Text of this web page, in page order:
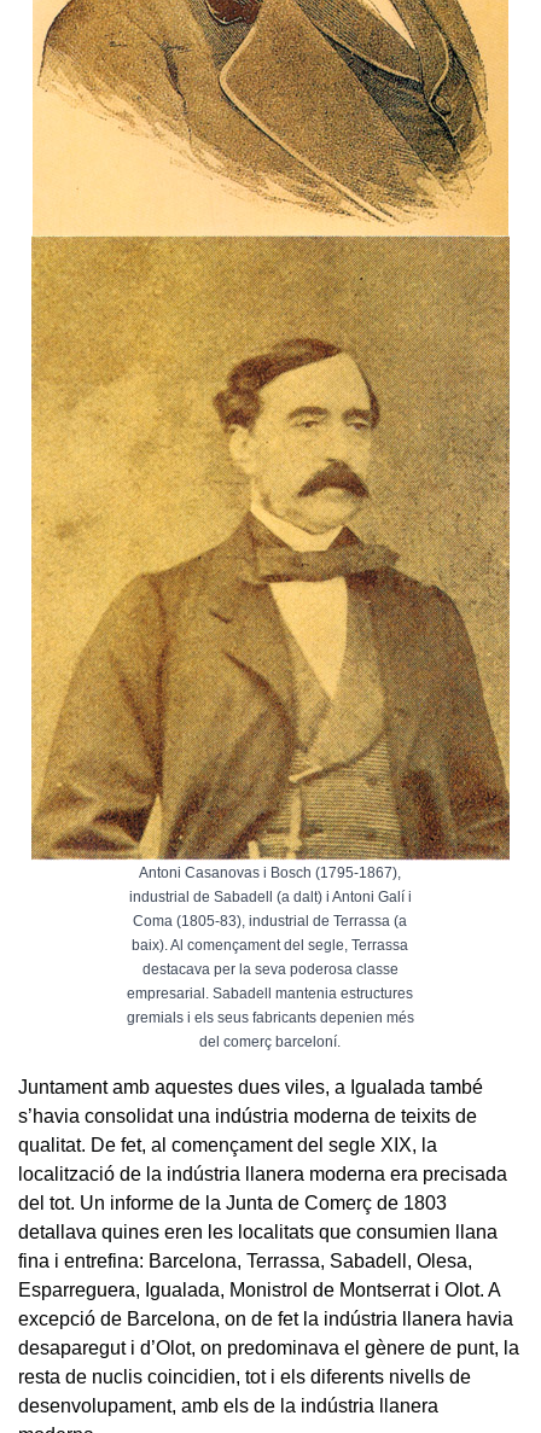
Antoni Casanovas i Bosch (1795-1867),
industrial de Sabadell (a dalt) i Antoni Galí i
Coma (1805-83), industrial de Terrassa (a
baix). Al començament del segle, Terrassa
destacava per la seva poderosa classe
empresarial. Sabadell mantenia estructures
gremials i els seus fabricants depenien més
del comerç barceloní.
Juntament amb aquestes dues viles, a Igualada també
s’havia consolidat una indústria moderna de teixits de
qualitat. De fet, al començament del segle XIX, la
localització de la indústria llanera moderna era precisada
del tot. Un informe de la Junta de Comerç de 1803
detallava quines eren les localitats que consumien llana
fina i entrefina: Barcelona, Terrassa, Sabadell, Olesa,
Esparreguera, Igualada, Monistrol de Montserrat i Olot. A
excepció de Barcelona, on de fet la indústria llanera havia
desaparegut i d’Olot, on predominava el gènere de punt, la
resta de nuclis coincidien, tot i els diferents nivells de
desenvolupament, amb els de la indústria llanera